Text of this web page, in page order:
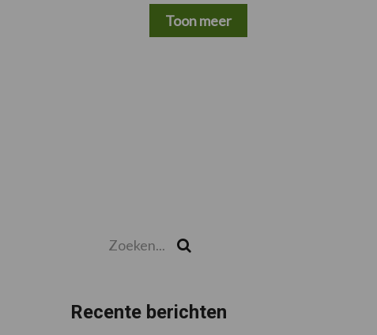
Toon meer
Recente berichten